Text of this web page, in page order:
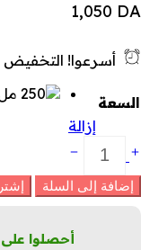
1,050 DA
أسرعوا! التخفيض
السعة
إزالة
استحمام
بالغريب
فروت
إضافة إلى السلة
أحصلوا